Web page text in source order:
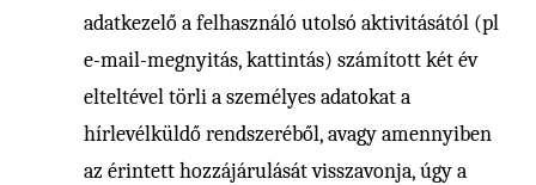
adatkezelő a felhasználó utolsó aktivitásától (pl
e-mail-megnyitás, kattintás) számított két év
elteltével törli a személyes adatokat a
hírlevélküldő rendszeréből, avagy amennyiben
az érintett hozzájárulását visszavonja, úgy a